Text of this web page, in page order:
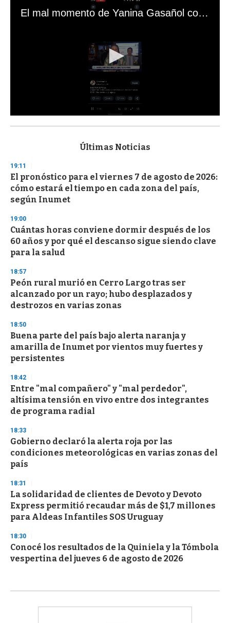
El mal momento de Yanina Gasañol con un hincha argentino en "Subrayado"
s
d
s
o
f
3
s
e
c
o
n
d
Últimas Noticias
19:11
El pronóstico para el viernes 7 de agosto de 2026:
cómo estará el tiempo en cada zona del país,
según Inumet
19:00
Cuántas horas conviene dormir después de los
60 años y por qué el descanso sigue siendo clave
para la salud
18:57
Peón rural murió en Cerro Largo tras ser
alcanzado por un rayo; hubo desplazados y
destrozos en varias zonas
18:50
Buena parte del país bajo alerta naranja y
amarilla de Inumet por vientos muy fuertes y
persistentes
18:42
Entre "mal compañero" y "mal perdedor",
altísima tensión en vivo entre dos integrantes
de programa radial
18:33
Gobierno declaró la alerta roja por las
condiciones meteorológicas en varias zonas del
país
18:31
La solidaridad de clientes de Devoto y Devoto
Express permitió recaudar más de $1,7 millones
para Aldeas Infantiles SOS Uruguay
18:30
Conocé los resultados de la Quiniela y la Tómbola
vespertina del jueves 6 de agosto de 2026